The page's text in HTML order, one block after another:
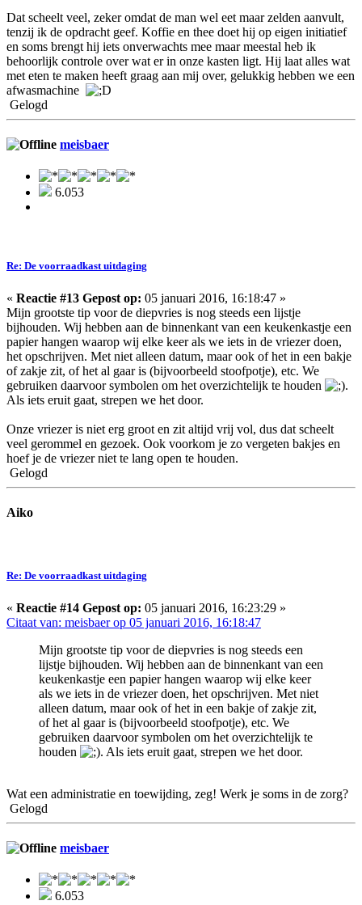
Dat scheelt veel, zeker omdat de man wel eet maar zelden aanvult,
tenzij ik de opdracht geef. Koffie en thee doet hij op eigen initiatief
en soms brengt hij iets onverwachts mee maar meestal heb ik
behoorlijk controle over wat er in onze kasten ligt. Hij laat alles wat
met eten te maken heeft graag aan mij over, gelukkig hebben we een
afwasmachine
Gelogd
meisbaer
6.053
Re: De voorraadkast uitdaging
« Reactie #13 Gepost op: 05 januari 2016, 16:18:47 »
Mijn grootste tip voor de diepvries is nog steeds een lijstje
bijhouden. Wij hebben aan de binnenkant van een keukenkastje een
papier hangen waarop wij elke keer als we iets in de vriezer doen,
het opschrijven. Met niet alleen datum, maar ook of het in een bakje
of zakje zit, of het al gaar is (bijvoorbeeld stoofpotje), etc. We
gebruiken daarvoor symbolen om het overzichtelijk te houden
.
Als iets eruit gaat, strepen we het door.
Onze vriezer is niet erg groot en zit altijd vrij vol, dus dat scheelt
veel gerommel en gezoek. Ook voorkom je zo vergeten bakjes en
hoef je de vriezer niet te lang open te houden.
Gelogd
Aiko
Re: De voorraadkast uitdaging
« Reactie #14 Gepost op: 05 januari 2016, 16:23:29 »
Citaat van: meisbaer op 05 januari 2016, 16:18:47
Mijn grootste tip voor de diepvries is nog steeds een
lijstje bijhouden. Wij hebben aan de binnenkant van een
keukenkastje een papier hangen waarop wij elke keer
als we iets in de vriezer doen, het opschrijven. Met niet
alleen datum, maar ook of het in een bakje of zakje zit,
of het al gaar is (bijvoorbeeld stoofpotje), etc. We
gebruiken daarvoor symbolen om het overzichtelijk te
houden
. Als iets eruit gaat, strepen we het door.
Wat een administratie en toewijding, zeg! Werk je soms in de zorg?
Gelogd
meisbaer
6.053